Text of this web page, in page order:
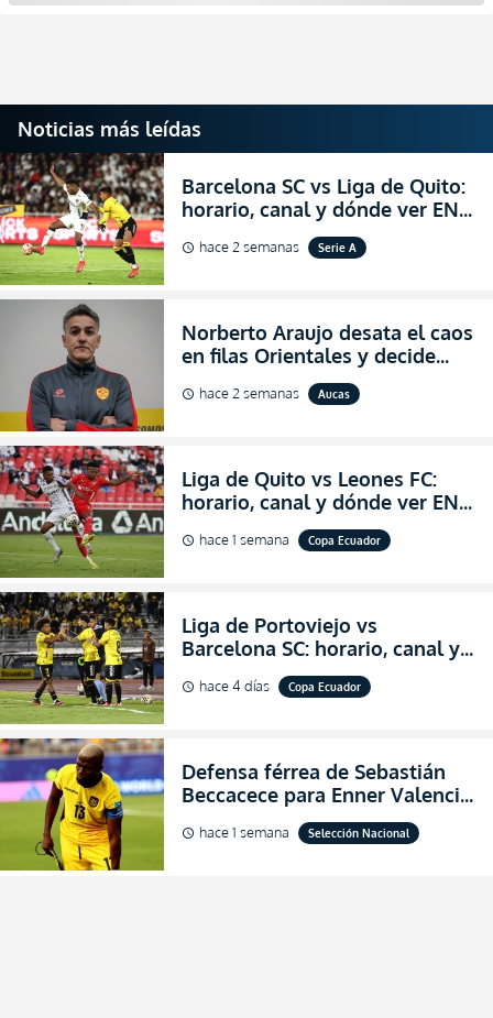
Noticias más leídas
Barcelona SC vs Liga de Quito:
horario, canal y dónde ver EN
VIVO la Fecha 22 de la LigaPro
2026
schedule hace 2 semanas Serie A
Norberto Araujo desata el caos
en filas Orientales y decide
abandonar la dirección técnica
de Aucas
schedule hace 2 semanas Aucas
Liga de Quito vs Leones FC:
horario, canal y dónde ver EN
VIVO los octavos de final de la
Copa Ecuador 2026
schedule hace 1 semana Copa Ecuador
Liga de Portoviejo vs
Barcelona SC: horario, canal y
dónde ver EN VIVO los octavos
de final de la Copa Ecuador
schedule hace 4 días Copa Ecuador
Defensa férrea de Sebastián
Beccacece para Enner Valencia
al indicar que era el hombre
indicado para Ecuador
schedule hace 1 semana Selección Nacional